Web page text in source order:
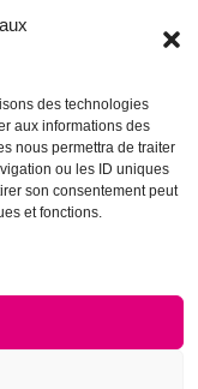
des technologies
aux informations des
nous permettra de traiter
ou les ID uniques
son consentement peut
et fonctions.